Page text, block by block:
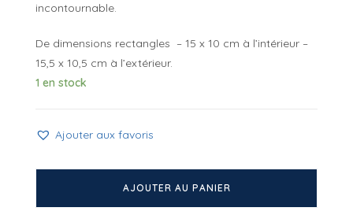
incontournable.
De dimensions rectangles – 15 x 10 cm à l’intérieur –
15,5 x 10,5 cm à l’extérieur.
1 en stock
Ajouter aux favoris
Mini
AJOUTER AU PANIER